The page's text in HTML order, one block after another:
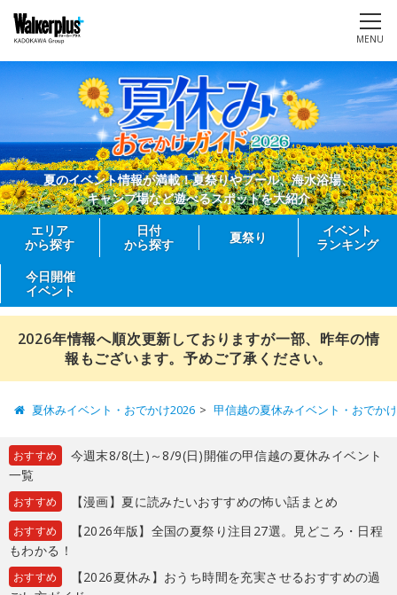
MENU
夏のイベント情報が満載！夏祭りやプール、海水浴場、
キャンプ場など遊べるスポットを大紹介
エリア
から探す
日付
から探す
夏祭り
イベント
ランキング
今日開催
イベント
2026年情報へ順次更新しておりますが一部、昨年の情
報もございます。予めご了承ください。
夏休みイベント・おでかけ2026 甲信越の夏休みイベント・おでか
おすすめ
今週末8/8(土)～8/9(日)開催の甲信越の夏休みイベント
一覧
おすすめ 【漫画】夏に読みたいおすすめの怖い話まとめ
おすすめ
【2026年版】全国の夏祭り注目27選。見どころ・日程
もわかる！
おすすめ
【2026夏休み】おうち時間を充実させるおすすめの過